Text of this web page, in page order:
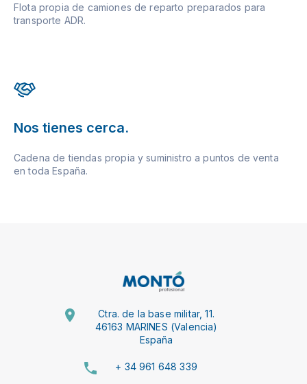
Flota propia de camiones de reparto preparados para
transporte ADR.
Nos tienes cerca.
Cadena de tiendas propia y suministro a puntos de venta
en toda España.
Ctra. de la base militar, 11.
46163 MARINES (Valencia)
España
+ 34 961 648 339